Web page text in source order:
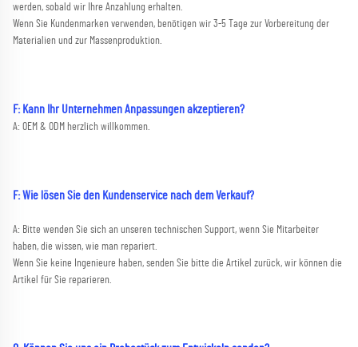
werden, sobald wir Ihre Anzahlung erhalten.
Wenn Sie Kundenmarken verwenden, benötigen wir 3-5 Tage zur Vorbereitung der
Materialien und zur Massenproduktion.
F: Kann Ihr Unternehmen Anpassungen akzeptieren?
A: OEM & ODM herzlich willkommen.
F: Wie lösen Sie den Kundenservice nach dem Verkauf?
A: Bitte wenden Sie sich an unseren technischen Support, wenn Sie Mitarbeiter
haben, die wissen, wie man repariert.
Wenn Sie keine Ingenieure haben, senden Sie bitte die Artikel zurück, wir können die
Artikel für Sie reparieren.